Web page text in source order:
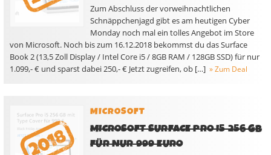
Zum Abschluss der vorweihnachtlichen
Schnäppchenjagd gibt es am heutigen Cyber
Monday noch mal ein tolles Angebot im Store
von Microsoft. Noch bis zum 16.12.2018 bekommst du das Surface
Book 2 (13,5 Zoll Display / Intel Core i5 / 8GB RAM / 128GB SSD) für nur
1.099,- € und sparst dabei 250,- € Jetzt zugreifen, ob […] » Zum Deal
MICROSOFT
MICROSOFT SURFACE PRO I5 256 GB
FÜR NUR 999 EURO